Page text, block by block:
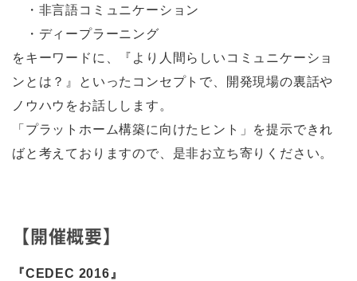
・非言語コミュニケーション
・ディープラーニング
をキーワードに、『より人間らしいコミュニケーショ
ンとは？』といったコンセプトで、開発現場の裏話や
ノウハウをお話しします。
「プラットホーム構築に向けたヒント」を提示できれ
ばと考えておりますので、是非お立ち寄りください。
【開催概要】
『CEDEC 2016』